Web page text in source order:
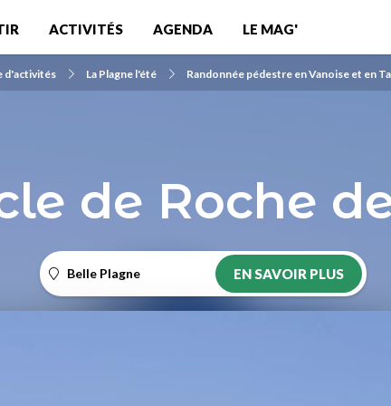
ACTIVITÉS AGENDA LE MAG'
d'activités La Plagne l'été Randonnée pédestre en Vanoise et en
de Roche
Belle Plagne EN SAVOIR PLUS